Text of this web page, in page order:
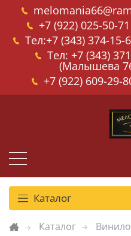
+7 (922) 025-50-
Тел:+7 (343) 374-
Тел: +7 (343)
(Малышева
+7 (922) 609-29-
Каталог
Каталог